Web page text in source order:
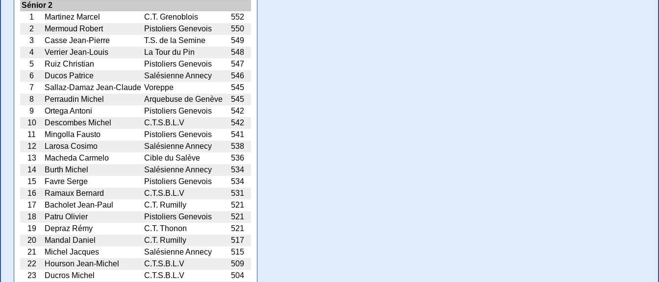
Sénior 2
1
Martinez Marcel C.T. Grenoblois
552
2
Mermoud Robert Pistoliers Genevois
550
3
Casse Jean-Pierre T.S. de la Semine
549
4
Verrier Jean-Louis La Tour du Pin
548
5
Ruiz Christian Pistoliers Genevois
547
6
Ducos Patrice Salésienne Annecy
546
7
Sallaz-Damaz Jean-Claude Voreppe
545
8
Perraudin Michel Arquebuse de Genève
545
9
Ortega Antoni Pistoliers Genevois
542
10
Descombes Michel C.T.S.B.L.V
542
11
Mingolla Fausto Pistoliers Genevois
541
12
Larosa Cosimo Salésienne Annecy
538
13
Macheda Carmelo Cible du Salève
536
14
Burth Michel Salésienne Annecy
534
15
Favre Serge Pistoliers Genevois
534
16
Ramaux Bernard C.T.S.B.L.V
531
17
Bacholet Jean-Paul C.T. Rumilly
521
18
Patru Olivier Pistoliers Genevois
521
19
Depraz Rémy C.T. Thonon
521
20
Mandal Daniel C.T. Rumilly
517
21
Michel Jacques Salésienne Annecy
515
22
Hourson Jean-Michel C.T.S.B.L.V
509
23
Ducros Michel C.T.S.B.L.V
504